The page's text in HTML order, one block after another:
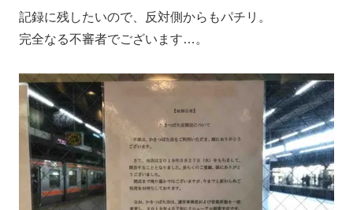
記録に残したいので、反対側からもパチリ。
完全なる不審者でございます…。